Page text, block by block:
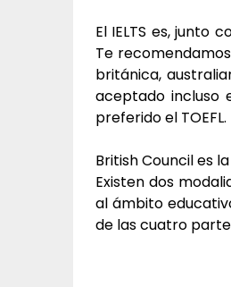
El IELTS es, junto
Te
británica,
aceptado incluso
preferido el TOEFL.
British Council es
Existen dos
al ámbito
de las cuatro